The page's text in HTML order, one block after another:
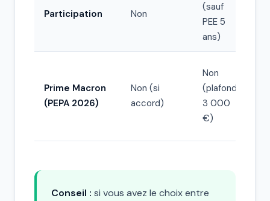
Participation Non
(sauf
PEE 5
ans)
Prime Macron
(PEPA 2026)
Non (si
accord)
Non
(plafond
3 000
€)
Conseil : si vous avez le choix entre